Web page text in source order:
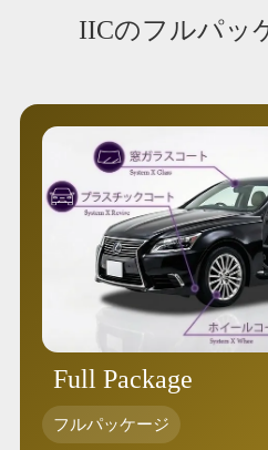
IICのフルパッ
Full Package
フルパッケージ